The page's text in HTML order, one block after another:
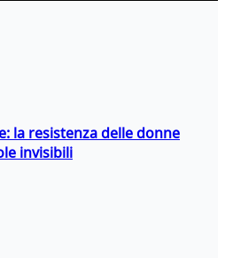
la resistenza delle donne
invisibili